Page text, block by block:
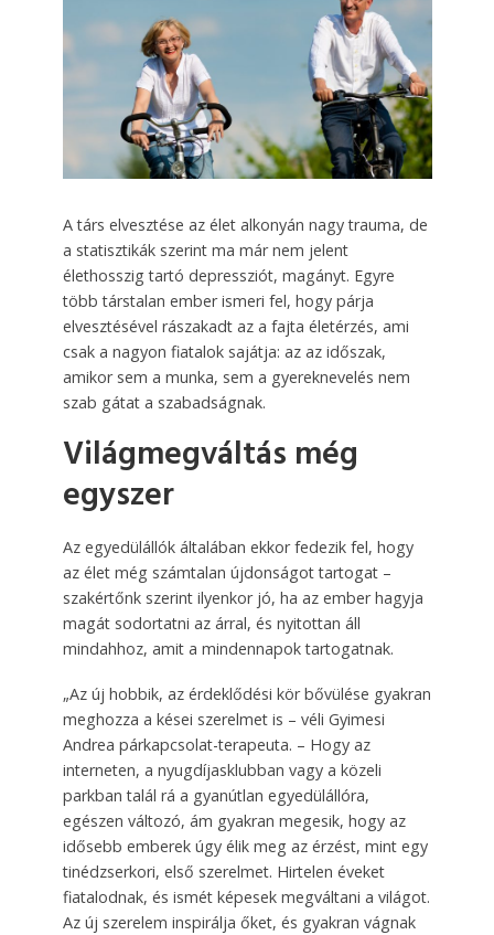
A társ elvesztése az élet alkonyán nagy trauma, de
a statisztikák szerint ma már nem jelent
élethosszig tartó depressziót, magányt. Egyre
több társtalan ember ismeri fel, hogy párja
elvesztésével rászakadt az a fajta életérzés, ami
csak a nagyon fiatalok sajátja: az az időszak,
amikor sem a munka, sem a gyereknevelés nem
szab gátat a szabadságnak.
Világmegváltás még
egyszer
Az egyedülállók általában ekkor fedezik fel, hogy
az élet még számtalan újdonságot tartogat –
szakértőnk szerint ilyenkor jó, ha az ember hagyja
magát sodortatni az árral, és nyitottan áll
mindahhoz, amit a mindennapok tartogatnak.
„Az új hobbik, az érdeklődési kör bővülése gyakran
meghozza a kései szerelmet is – véli Gyimesi
Andrea párkapcsolat-terapeuta. – Hogy az
interneten, a nyugdíjasklubban vagy a közeli
parkban talál rá a gyanútlan egyedülállóra,
egészen változó, ám gyakran megesik, hogy az
idősebb emberek úgy élik meg az érzést, mint egy
tinédzserkori, első szerelmet. Hirtelen éveket
fiatalodnak, és ismét képesek megváltani a világot.
Az új szerelem inspirálja őket, és gyakran vágnak